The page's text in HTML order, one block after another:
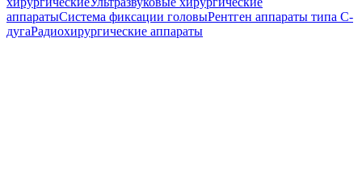
аппаратыСистема фиксации головыРентген аппараты типа С-
дугаРадиохирургические аппараты